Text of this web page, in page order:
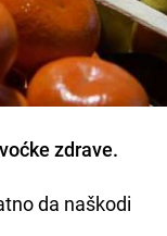
zdrave.
da naškodi